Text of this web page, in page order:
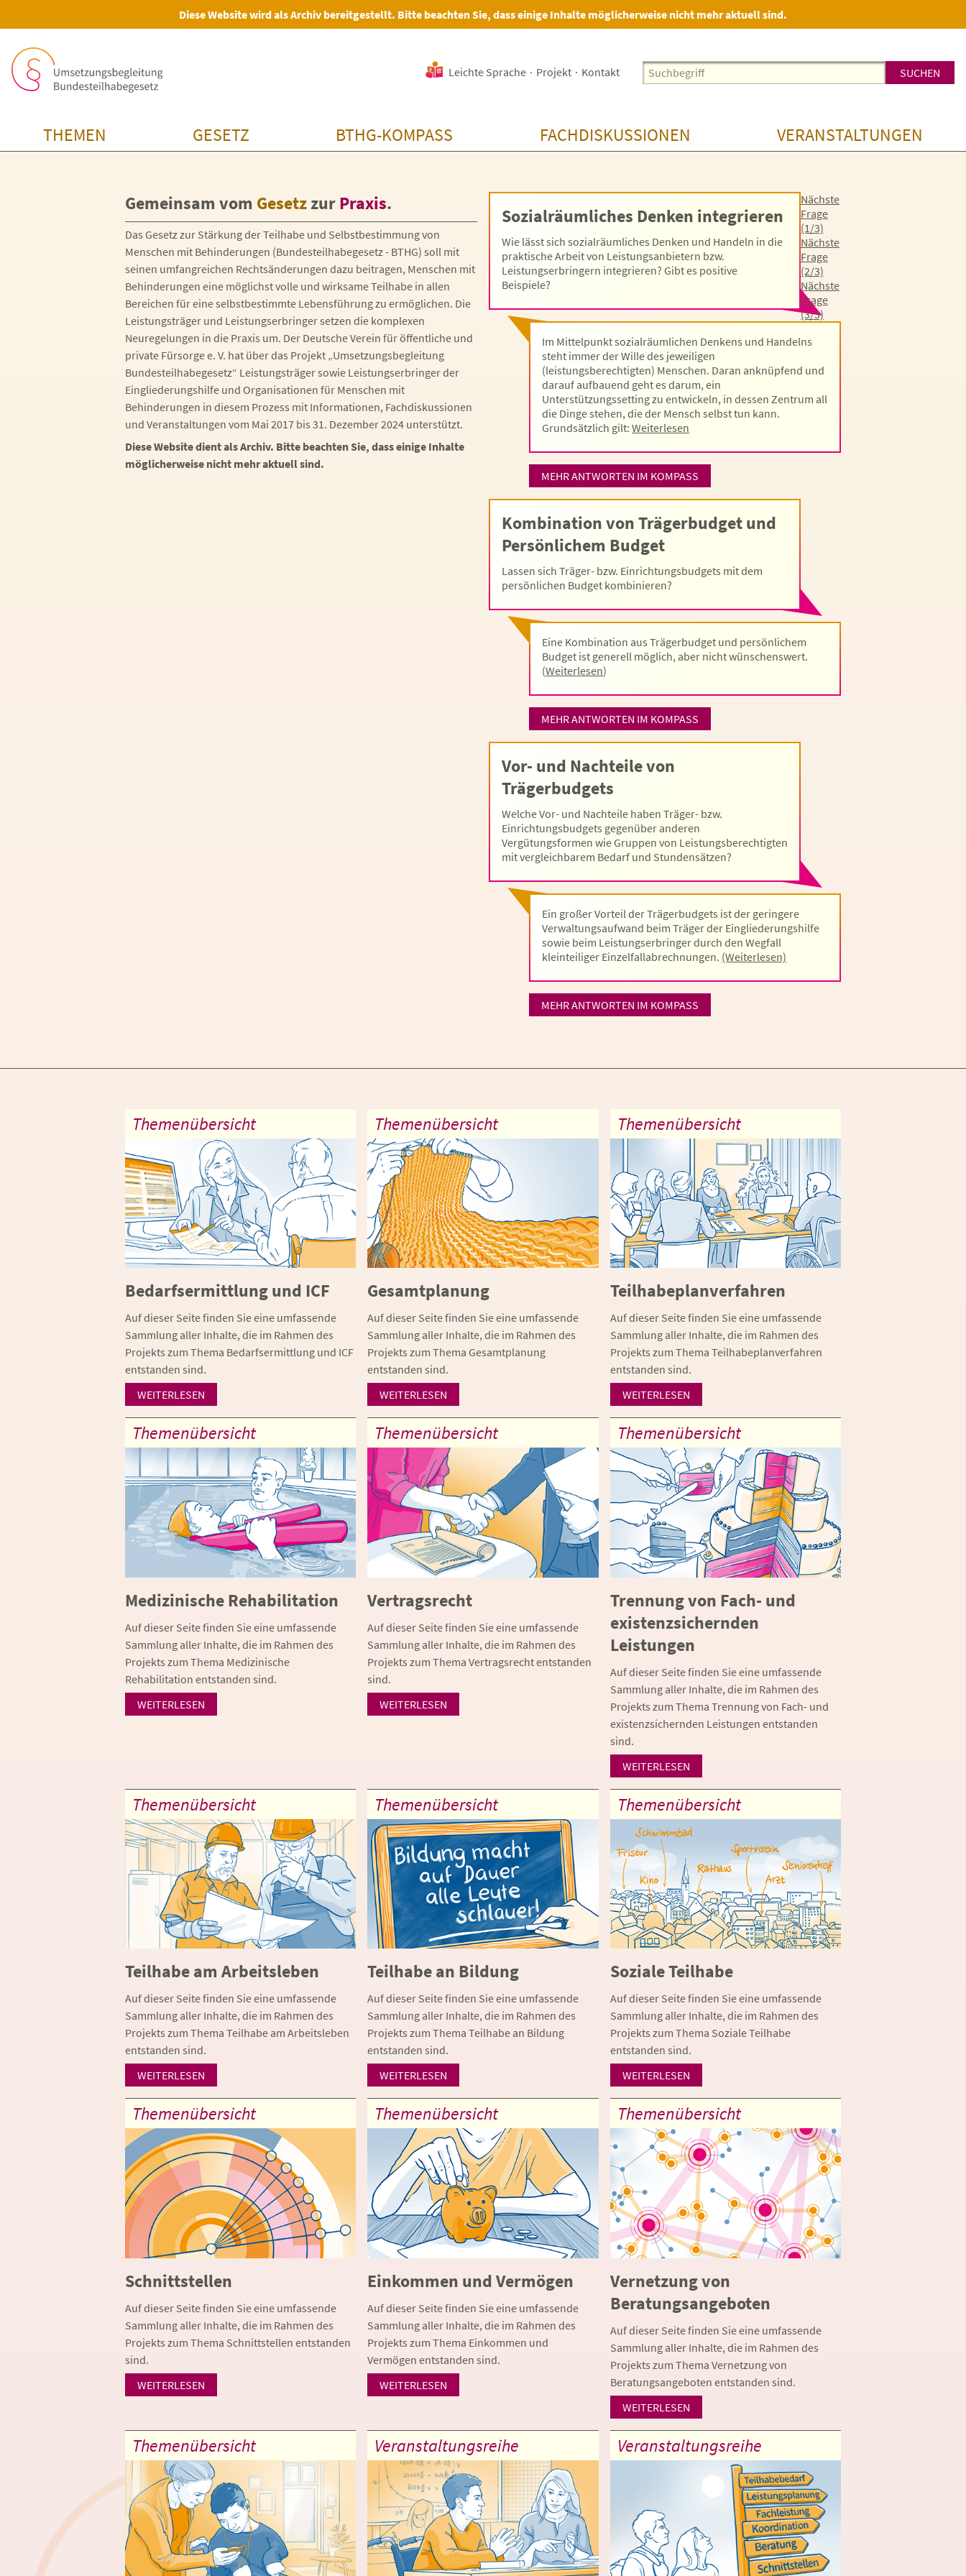
Diese Website wird als Archiv bereitgestellt. Bitte beachten Sie, dass einige Inhalte möglicherweise nicht mehr aktuell sind.
Leichte Sprache · Projekt · Kontakt
THEMEN GESETZ BTHG-KOMPASS FACHDISKUSSIONEN VERANSTALTUNGEN
Gemeinsam vom GesetzzurPraxis.
Das Gesetz zur Stärkung der Teilhabe und Selbstbestimmung von
Menschen mit Behinderungen (Bundesteilhabegesetz - BTHG) soll mit
seinen umfangreichen Rechtsänderungen dazu beitragen, Menschen mit
Behinderungen eine möglichst volle und wirksame Teilhabe in allen
Bereichen für eine selbstbestimmte Lebensführung zu ermöglichen. Die
Leistungsträger und Leistungserbringer setzen die komplexen
Neuregelungen in die Praxis um. Der Deutsche Verein für öffentliche und
private Fürsorge e. V. hat über das Projekt „Umsetzungsbegleitung
Bundesteilhabegesetz“ Leistungsträger sowie Leistungserbringer der
Eingliederungshilfe und Organisationen für Menschen mit
Behinderungen in diesem Prozess mit Informationen, Fachdiskussionen
und Veranstaltungen vom Mai 2017 bis 31. Dezember 2024 unterstützt.
Diese Website dient als Archiv. Bitte beachten Sie, dass einige Inhalte
möglicherweise nicht mehr aktuell sind.
Sozialräumliches Denken integrieren
Wie lässt sich sozialräumliches Denken und Handeln in die
praktische Arbeit von Leistungsanbietern bzw.
Leistungserbringern integrieren? Gibt es positive
Beispiele?
Im Mittelpunkt sozialräumlichen Denkens und Handelns
steht immer der Wille des jeweiligen
(leistungsberechtigten) Menschen. Daran anknüpfend und
darauf aufbauend geht es darum, ein
Unterstützungssetting zu entwickeln, in dessen Zentrum all
die Dinge stehen, die der Mensch selbst tun kann.
Grundsätzlich gilt:Weiterlesen
MEHR ANTWORTEN IM KOMPASS
Nächste
Frage
(1/3)
Kombination von Trägerbudget und
Persönlichem Budget
Lassen sich Träger- bzw. Einrichtungsbudgets mit dem
persönlichen Budget kombinieren?
Eine Kombination aus Trägerbudget und persönlichem
Budget ist generell möglich, aber nicht wünschenswert.
(Weiterlesen)
MEHR ANTWORTEN IM KOMPASS
Nächste
Frage
(2/3)
Vor- und Nachteile von
Trägerbudgets
Welche Vor- und Nachteile haben Träger- bzw.
Einrichtungsbudgets gegenüber anderen
Vergütungsformen wie Gruppen von Leistungsberechtigten
mit vergleichbarem Bedarf und Stundensätzen?
Ein großer Vorteil der Trägerbudgets ist der geringere
Verwaltungsaufwand beim Träger der Eingliederungshilfe
sowie beim Leistungserbringer durch den Wegfall
kleinteiliger Einzelfallabrechnungen. (Weiterlesen)
MEHR ANTWORTEN IM KOMPASS
Nächste
Frage
(3/3)
Themenübersicht
Bedarfsermittlung und ICF
Auf dieser Seite finden Sie eine umfassende
Sammlung aller Inhalte, die im Rahmen des
Projekts zum Thema Bedarfsermittlung und ICF
entstanden sind.
WEITERLESEN
Themenübersicht
Gesamtplanung
Auf dieser Seite finden Sie eine umfassende
Sammlung aller Inhalte, die im Rahmen des
Projekts zum Thema Gesamtplanung
entstanden sind.
WEITERLESEN
Themenübersicht
Teilhabeplanverfahren
Auf dieser Seite finden Sie eine umfassende
Sammlung aller Inhalte, die im Rahmen des
Projekts zum Thema Teilhabeplanverfahren
entstanden sind.
WEITERLESEN
Themenübersicht
Medizinische Rehabilitation
Auf dieser Seite finden Sie eine umfassende
Sammlung aller Inhalte, die im Rahmen des
Projekts zum Thema Medizinische
Rehabilitation entstanden sind.
WEITERLESEN
Themenübersicht
Vertragsrecht
Auf dieser Seite finden Sie eine umfassende
Sammlung aller Inhalte, die im Rahmen des
Projekts zum Thema Vertragsrecht entstanden
sind.
WEITERLESEN
Themenübersicht
Trennung von Fach- und
existenzsichernden
Leistungen
Auf dieser Seite finden Sie eine umfassende
Sammlung aller Inhalte, die im Rahmen des
Projekts zum Thema Trennung von Fach- und
existenzsichernden Leistungen entstanden
sind.
WEITERLESEN
Themenübersicht
Teilhabe am Arbeitsleben
Auf dieser Seite finden Sie eine umfassende
Sammlung aller Inhalte, die im Rahmen des
Projekts zum Thema Teilhabe am Arbeitsleben
entstanden sind.
WEITERLESEN
Themenübersicht
Teilhabe an Bildung
Auf dieser Seite finden Sie eine umfassende
Sammlung aller Inhalte, die im Rahmen des
Projekts zum Thema Teilhabe an Bildung
entstanden sind.
WEITERLESEN
Themenübersicht
Soziale Teilhabe
Auf dieser Seite finden Sie eine umfassende
Sammlung aller Inhalte, die im Rahmen des
Projekts zum Thema Soziale Teilhabe
entstanden sind.
WEITERLESEN
Themenübersicht
Schnittstellen
Auf dieser Seite finden Sie eine umfassende
Sammlung aller Inhalte, die im Rahmen des
Projekts zum Thema Schnittstellen entstanden
sind.
WEITERLESEN
Themenübersicht
Einkommen und Vermögen
Auf dieser Seite finden Sie eine umfassende
Sammlung aller Inhalte, die im Rahmen des
Projekts zum Thema Einkommen und
Vermögen entstanden sind.
WEITERLESEN
Themenübersicht
Vernetzung von
Beratungsangeboten
Auf dieser Seite finden Sie eine umfassende
Sammlung aller Inhalte, die im Rahmen des
Projekts zum Thema Vernetzung von
Beratungsangeboten entstanden sind.
WEITERLESEN
Themenübersicht Veranstaltungsreihe Veranstaltungsreihe